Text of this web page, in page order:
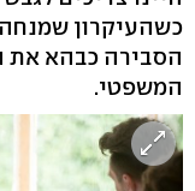
כשהעיקרון
הסבירה כבהא את
המשפטי.